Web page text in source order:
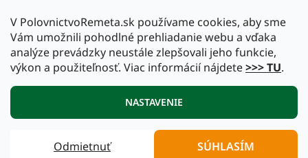
V PolovnictvoRemeta.sk používame cookies, aby sme
Vám umožnili pohodlné prehliadanie webu a vďaka
analýze prevádzky neustále zlepšovali jeho funkcie,
výkon a použiteľnosť. Viac informácií nájdete>>> TU.
NASTAVENIE
Odmietnuť SÚHLASÍM
PolovnictvoRemeta.sk
vyhradené.
Upraviť nastavenie cookies